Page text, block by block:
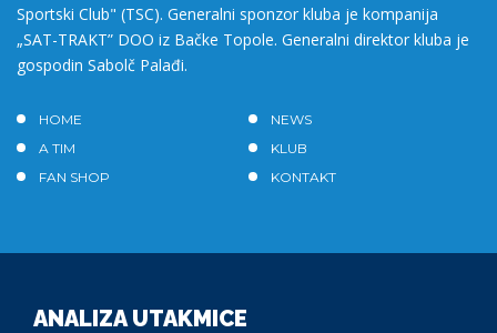
Sportski Club" (TSC). Generalni sponzor kluba je kompanija
„SAT-TRAKT” DOO iz Bačke Topole. Generalni direktor kluba je
gospodin Sabolč Palađi.
HOME
NEWS
A TIM
KLUB
FAN SHOP
KONTAKT
ANALIZA UTAKMICE